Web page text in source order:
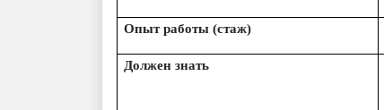
Опыт работы (стаж)
Должен знать